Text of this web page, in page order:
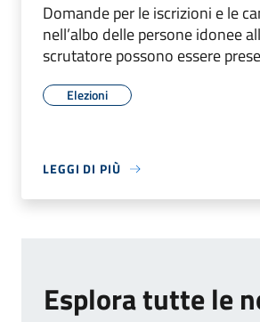
Domande per le iscrizioni e le
nell’albo delle persone idonee
scrutatore possono essere
Elezioni
LEGGI DI PIÙ
Esplora tutte le